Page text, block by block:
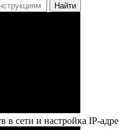
Найти
в сети и настройка IP-